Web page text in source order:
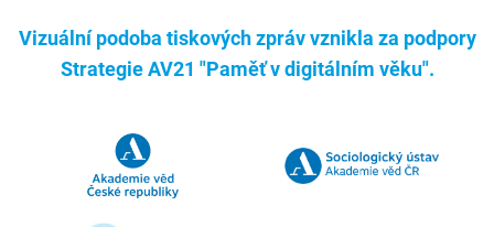
Vizuální podoba tiskových zpráv vznikla za podpory
Strategie AV21 "Paměť v digitálním věku".